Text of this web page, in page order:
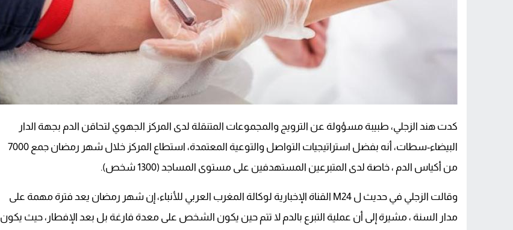
كدت هند الزجلي، طبيبة مسؤولة عن الترويج والمجموعات المتنقلة لدى المركز الجهوي لتحاقن الدم بجهة الدار
البيضاء-سطات، أنه بفضل استراتيجيات التواصل والتوعية المعتمدة، استطاع المركز خلال شهر رمضان جمع 7000
من أكياس الدم ، خاصة لدى المتبرعين المستهدفين على مستوى المساجد (1300 شخص).
وقالت الزجلي في حديث ل M24 القناة الإخبارية لوكالة المغرب العربي للأنباء، إن شهر رمضان يعد فترة مهمة على
مدار السنة ، مشيرة إلى أن عملية التبرع بالدم لا تتم حين يكون الشخص على معدة فارغة بل بعد الإفطار، حيث يكون